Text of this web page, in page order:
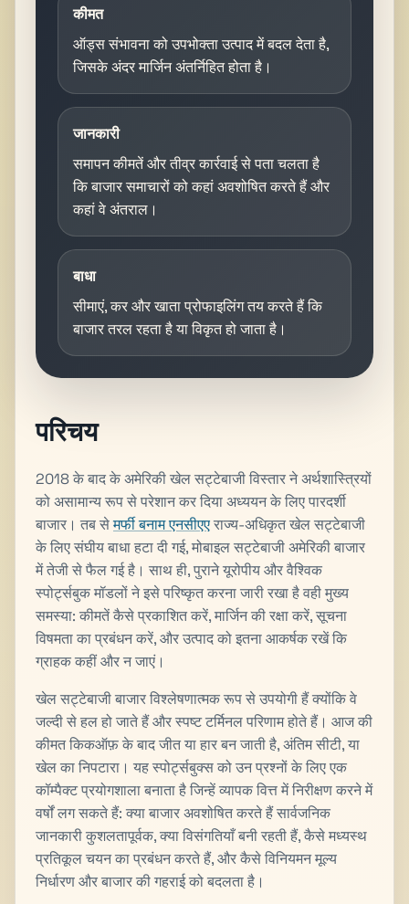
कीमत
ऑड्स संभावना को उपभोक्ता उत्पाद में बदल देता है,
जिसके अंदर मार्जिन अंतर्निहित होता है।
जानकारी
समापन कीमतें और तीव्र कार्रवाई से पता चलता है
कि बाजार समाचारों को कहां अवशोषित करते हैं और
कहां वे अंतराल।
बाधा
सीमाएं, कर और खाता प्रोफाइलिंग तय करते हैं कि
बाजार तरल रहता है या विकृत हो जाता है।
परिचय
2018 के बाद के अमेरिकी खेल सट्टेबाजी विस्तार ने अर्थशास्त्रियों
को असामान्य रूप से परेशान कर दिया अध्ययन के लिए पारदर्शी
बाजार। तब सेमर्फी बनाम एनसीएएराज्य-अधिकृत खेल सट्टेबाजी
के लिए संघीय बाधा हटा दी गई, मोबाइल सट्टेबाजी अमेरिकी बाजार
में तेजी से फैल गई है। साथ ही, पुराने यूरोपीय और वैश्विक
स्पोर्ट्सबुक मॉडलों ने इसे परिष्कृत करना जारी रखा है वही मुख्य
समस्या: कीमतें कैसे प्रकाशित करें, मार्जिन की रक्षा करें, सूचना
विषमता का प्रबंधन करें, और उत्पाद को इतना आकर्षक रखें कि
ग्राहक कहीं और न जाएं।
खेल सट्टेबाजी बाजार विश्लेषणात्मक रूप से उपयोगी हैं क्योंकि वे
जल्दी से हल हो जाते हैं और स्पष्ट टर्मिनल परिणाम होते हैं। आज की
कीमत किकऑफ़ के बाद जीत या हार बन जाती है, अंतिम सीटी, या
खेल का निपटारा। यह स्पोर्ट्सबुक्स को उन प्रश्नों के लिए एक
कॉम्पैक्ट प्रयोगशाला बनाता है जिन्हें व्यापक वित्त में निरीक्षण करने में
वर्षों लग सकते हैं: क्या बाजार अवशोषित करते हैं सार्वजनिक
जानकारी कुशलतापूर्वक, क्या विसंगतियाँ बनी रहती हैं, कैसे मध्यस्थ
प्रतिकूल चयन का प्रबंधन करते हैं, और कैसे विनियमन मूल्य
निर्धारण और बाजार की गहराई को बदलता है।